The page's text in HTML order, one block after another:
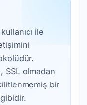
ile
SSL olmadan
bir